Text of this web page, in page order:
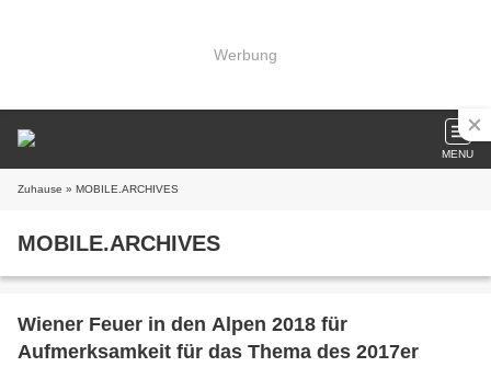
Werbung
MENU
Zuhause » MOBILE.ARCHIVES
MOBILE.ARCHIVES
Wiener Feuer in den Alpen 2018 für
Aufmerksamkeit für das Thema des 2017er